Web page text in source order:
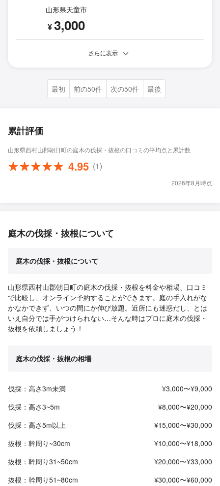
山形県天童市
¥3,000
さらに表示
最初 前の50件 次の50件 最後
累計評価
山形県西村山郡朝日町の庭木の伐採・抜根の口コミの平均点と累計数
4.95 (1)
2026年8月時点
庭木の伐採・抜根について
庭木の伐採・抜根について
山形県西村山郡朝日町の庭木の伐採・抜根を料金や相場、口コミ
で比較し、オンライン予約することができます。庭の手入れがな
かなかできず、いつの間にか伸び放題。近所にも迷惑だし、とは
いえ自分では手がつけられない…そんな時はプロに庭木の伐採・
抜根を依頼しましょう！
庭木の伐採・抜根の相場
伐採：高さ3m未満
¥3,000〜¥9,000
伐採：高さ3~5m
¥8,000〜¥20,000
伐採：高さ5m以上
¥15,000〜¥30,000
抜根：幹周り~30cm
¥10,000〜¥18,000
抜根：幹周り31~50cm
¥20,000〜¥33,000
抜根：幹周り51~80cm
¥30,000〜¥60,000